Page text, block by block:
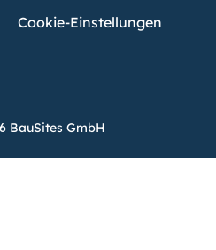
Cookie-Einstellungen
BauSites GmbH